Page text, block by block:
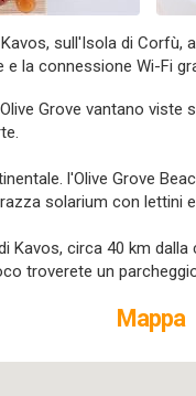
sull'Isola di Corfù,
la connessione Wi-Fi
Grove vantano viste
l'Olive Grove
solarium con lettini
Kavos, circa 40 km
troverete un
Mappa